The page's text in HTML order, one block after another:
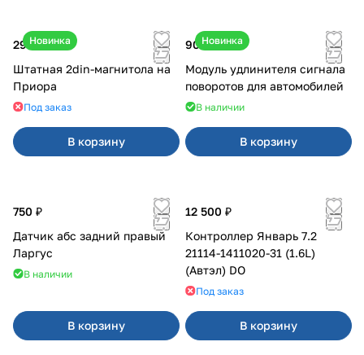
Новинка
29 000 ₽
Штатная 2din-магнитола на
Приора
Под заказ
В корзину
Новинка
900 ₽
Модуль удлинителя сигнала
поворотов для автомобилей
В наличии
В корзину
750 ₽
Датчик абс задний правый
Ларгус
В наличии
В корзину
12 500 ₽
Контроллер Январь 7.2
21114-1411020-31 (1.6L)
(Автэл) DO
Под заказ
В корзину